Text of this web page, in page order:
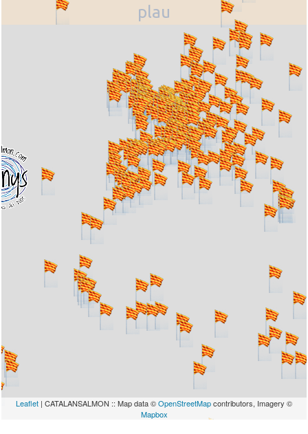
plau
Leaflet | CATALANSALMON :: Map data ©OpenStreetMapcontributors, Imagery ©
Mapbox